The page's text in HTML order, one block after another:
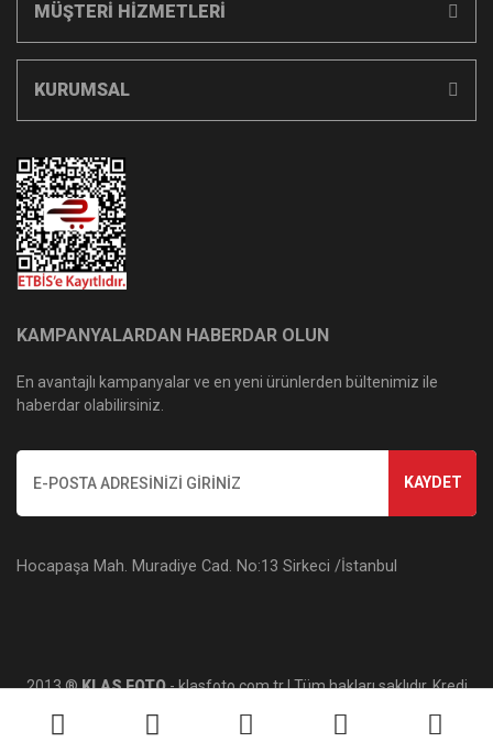
MÜŞTERİ HİZMETLERİ
KURUMSAL
KAMPANYALARDAN HABERDAR OLUN
En avantajlı kampanyalar ve en yeni ürünlerden bültenimiz ile
haberdar olabilirsiniz.
KAYDET
Hocapaşa Mah. Muradiye Cad. No:13 Sirkeci /İstanbul
2013 ®KLAS FOTO- klasfoto.com.tr | Tüm hakları saklıdır. Kredi